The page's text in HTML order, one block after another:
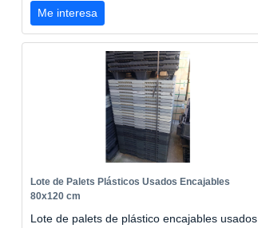
Me interesa
Lote de Palets Plásticos Usados Encajables
80x120 cm
Lote de palets de plástico encajables usados